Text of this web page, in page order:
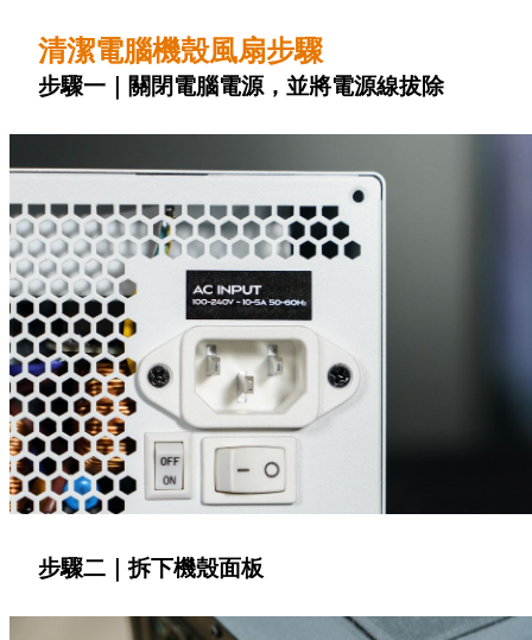
清潔電腦機殼風扇步驟
步驟一｜關閉電腦電源，並將電源線拔除
步驟二｜拆下機殼面板